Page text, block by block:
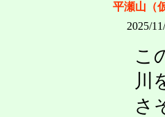
平瀬山（
2025/
こ
川
さ